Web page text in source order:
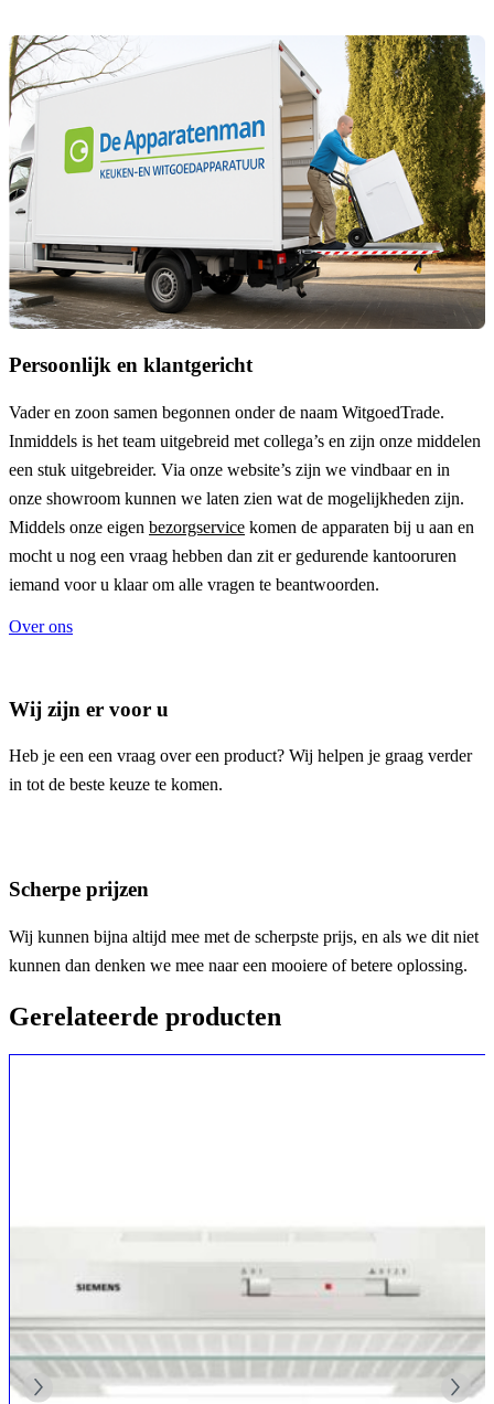
Persoonlijk en klantgericht
Vader en zoon samen begonnen onder de naam WitgoedTrade.
Inmiddels is het team uitgebreid met collega’s en zijn onze middelen
een stuk uitgebreider. Via onze website’s zijn we vindbaar en in
onze showroom kunnen we laten zien wat de mogelijkheden zijn.
Middels onze eigen bezorgservice komen de apparaten bij u aan en
mocht u nog een vraag hebben dan zit er gedurende kantooruren
iemand voor u klaar om alle vragen te beantwoorden.
Over ons
Wij zijn er voor u
Heb je een een vraag over een product? Wij helpen je graag verder
in tot de beste keuze te komen.
Scherpe prijzen
Wij kunnen bijna altijd mee met de scherpste prijs, en als we dit niet
kunnen dan denken we mee naar een mooiere of betere oplossing.
Gerelateerde producten